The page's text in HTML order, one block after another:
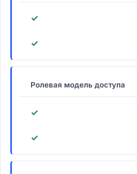
✓
✓
Ролевая модель доступа
✓
✓